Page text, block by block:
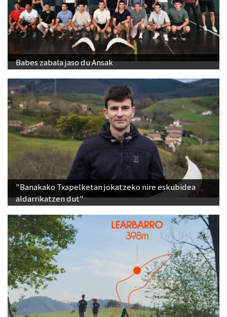
Babes zabala jaso du Ansak
"Banakako Txapelketan jokatzeko nire eskubidea
aldarrikatzen dut"